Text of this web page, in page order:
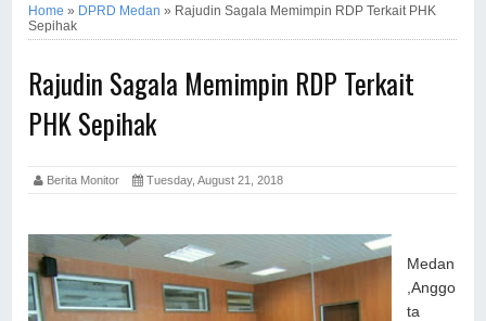
Home » DPRD Medan » Rajudin Sagala Memimpin RDP Terkait PHK
Sepihak
Rajudin Sagala Memimpin RDP Terkait
PHK Sepihak
Berita Monitor Tuesday, August 21, 2018
Medan
,Anggo
ta